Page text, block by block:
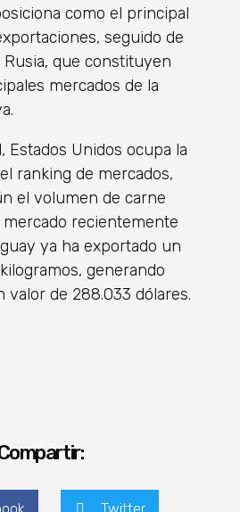
como el principal
seguido de
Rusia, que constituyen
mercados de la
Estados Unidos ocupa la
ranking de mercados,
el volumen de carne
mercado recientemente
ya ha exportado un
generando
valor de 288.033 dólares.